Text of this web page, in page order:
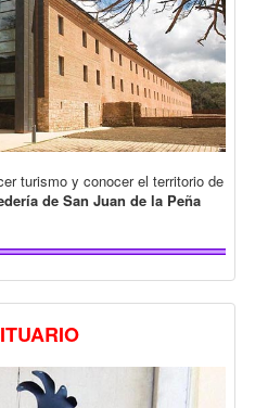
turismo y conocer el territorio de
de San Juan de la Peña